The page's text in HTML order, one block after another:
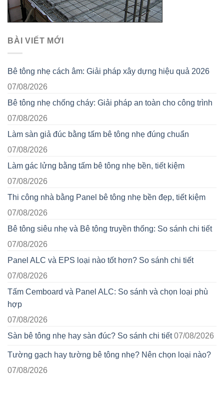
BÀI VIẾT MỚI
Bê tông nhẹ cách âm: Giải pháp xây dựng hiệu quả 2026
07/08/2026
Bê tông nhẹ chống cháy: Giải pháp an toàn cho công trình
07/08/2026
Làm sàn giả đúc bằng tấm bê tông nhẹ đúng chuẩn
07/08/2026
Làm gác lửng bằng tấm bê tông nhẹ bền, tiết kiệm
07/08/2026
Thi công nhà bằng Panel bê tông nhẹ bền đẹp, tiết kiệm
07/08/2026
Bê tông siêu nhẹ và Bê tông truyền thống: So sánh chi tiết
07/08/2026
Panel ALC và EPS loại nào tốt hơn? So sánh chi tiết
07/08/2026
Tấm Cemboard và Panel ALC: So sánh và chọn loại phù
hợp
07/08/2026
Sàn bê tông nhẹ hay sàn đúc? So sánh chi tiết 07/08/2026
Tường gạch hay tường bê tông nhẹ? Nên chọn loại nào?
07/08/2026